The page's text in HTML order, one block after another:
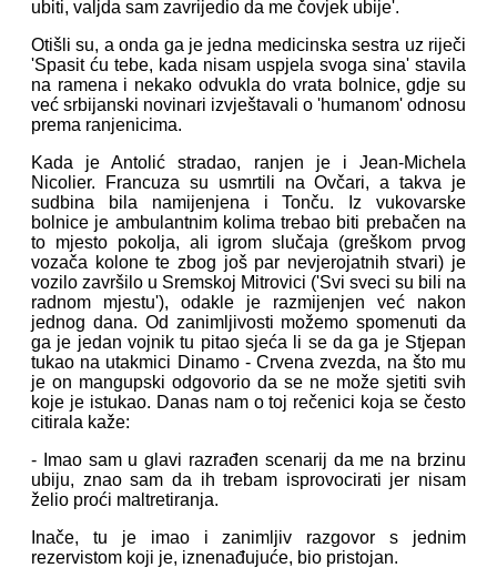
ubiti, valjda sam zavrijedio da me čovjek ubije'.
Otišli su, a onda ga je jedna medicinska sestra uz riječi
'Spasit ću tebe, kada nisam uspjela svoga sina' stavila
na ramena i nekako odvukla do vrata bolnice, gdje su
već srbijanski novinari izvještavali o 'humanom' odnosu
prema ranjenicima.
Kada je Antolić stradao, ranjen je i Jean-Michela
Nicolier. Francuza su usmrtili na Ovčari, a takva je
sudbina bila namijenjena i Tonču. Iz vukovarske
bolnice je ambulantnim kolima trebao biti prebačen na
to mjesto pokolja, ali igrom slučaja (greškom prvog
vozača kolone te zbog još par nevjerojatnih stvari) je
vozilo završilo u Sremskoj Mitrovici ('Svi sveci su bili na
radnom mjestu'), odakle je razmijenjen već nakon
jednog dana. Od zanimljivosti možemo spomenuti da
ga je jedan vojnik tu pitao sjeća li se da ga je Stjepan
tukao na utakmici Dinamo - Crvena zvezda, na što mu
je on mangupski odgovorio da se ne može sjetiti svih
koje je istukao. Danas nam o toj rečenici koja se često
citirala kaže:
- Imao sam u glavi razrađen scenarij da me na brzinu
ubiju, znao sam da ih trebam isprovocirati jer nisam
želio proći maltretiranja.
Inače, tu je imao i zanimljiv razgovor s jednim
rezervistom koji je, iznenađujuće, bio pristojan.